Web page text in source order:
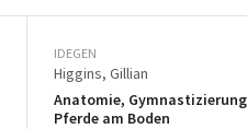
IDEGEN
Higgins, Gillian
Anatomie,
Pferde am Boden